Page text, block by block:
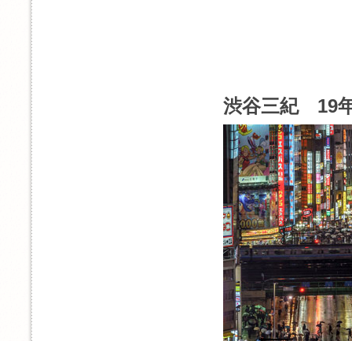
渋谷三紀 19